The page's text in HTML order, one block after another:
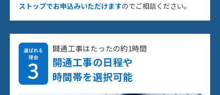
ストップでお申込みいただけますのでご相談ください。
開通工事はたったの約1時間
開通工事の日程や
時間帯を選択可能